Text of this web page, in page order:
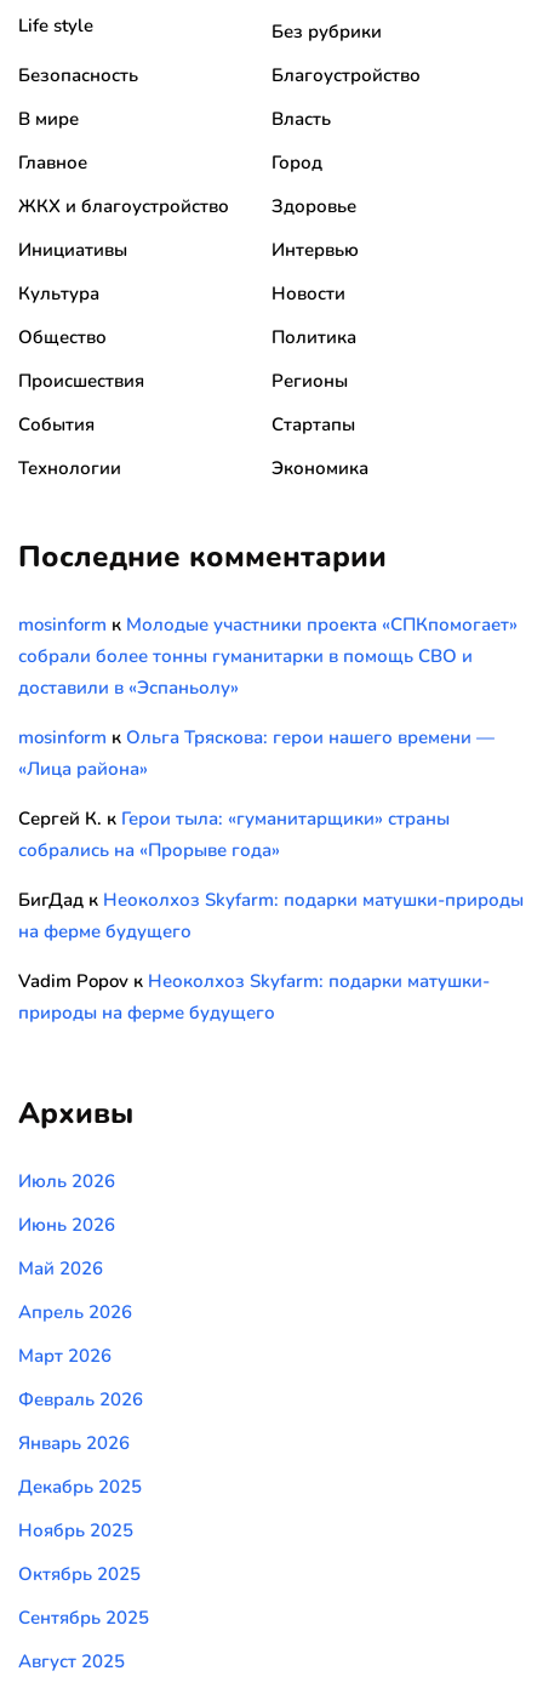
Life style
Без рубрики
Безопасность
Благоустройство
В мире
Власть
Главное
Город
ЖКХ и благоустройство
Здоровье
Инициативы
Интервью
Культура
Новости
Общество
Политика
Происшествия
Регионы
События
Стартапы
Технологии
Экономика
Последние комментарии
mosinform к Молодые участники проекта «СПКпомогает»
собрали более тонны гуманитарки в помощь СВО и
доставили в «Эспаньолу»
mosinform к Ольга Тряскова: герои нашего времени —
«Лица района»
Сергей К. к Герои тыла: «гуманитарщики» страны
собрались на «Прорыве года»
БигДад к Неоколхоз Skyfarm: подарки матушки-природы
на ферме будущего
Vadim Popov к Неоколхоз Skyfarm: подарки матушки-
природы на ферме будущего
Архивы
Июль 2026
Июнь 2026
Май 2026
Апрель 2026
Март 2026
Февраль 2026
Январь 2026
Декабрь 2025
Ноябрь 2025
Октябрь 2025
Сентябрь 2025
Август 2025